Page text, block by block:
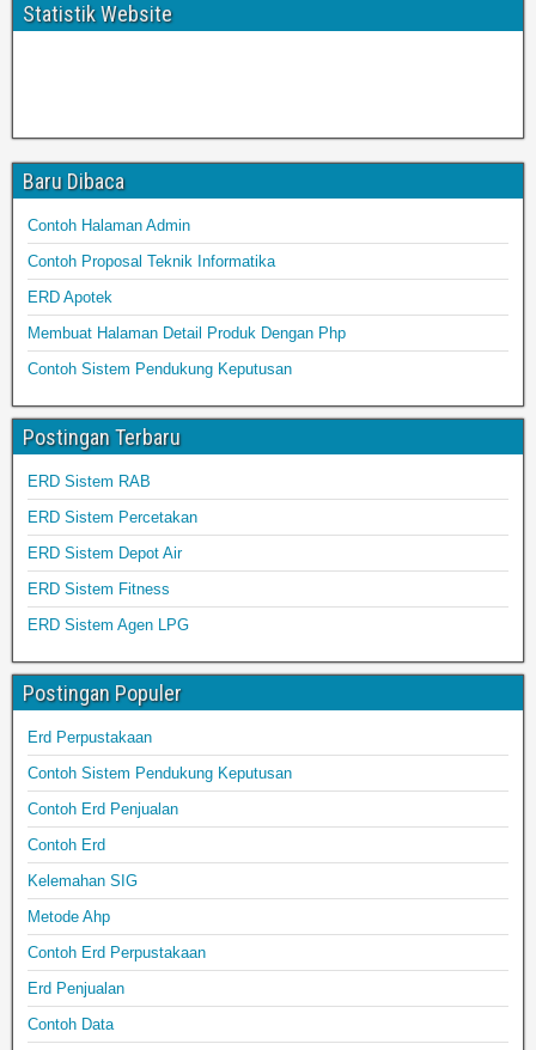
Statistik Website
Baru Dibaca
Contoh Halaman Admin
Contoh Proposal Teknik Informatika
ERD Apotek
Membuat Halaman Detail Produk Dengan Php
Contoh Sistem Pendukung Keputusan
Postingan Terbaru
ERD Sistem RAB
ERD Sistem Percetakan
ERD Sistem Depot Air
ERD Sistem Fitness
ERD Sistem Agen LPG
Postingan Populer
Erd Perpustakaan
Contoh Sistem Pendukung Keputusan
Contoh Erd Penjualan
Contoh Erd
Kelemahan SIG
Metode Ahp
Contoh Erd Perpustakaan
Erd Penjualan
Contoh Data